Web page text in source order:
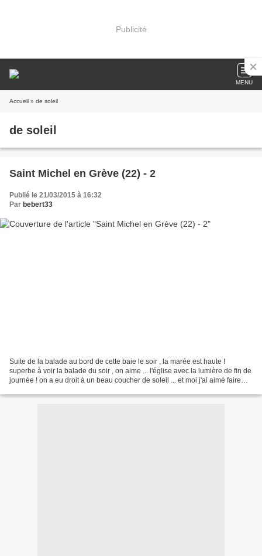
Publicité
MENU
Accueil » de soleil
de soleil
Saint Michel en Grève (22) - 2
Publié le 21/03/2015 à 16:32
Par bebert33
Suite de la balade au bord de cette baie le soir , la marée est haute !
superbe à voir la balade du soir , on aime ... l'église avec la lumière de fin de
journée ! on a eu droit à un beau coucher de soleil ... et moi j'ai aimé faire